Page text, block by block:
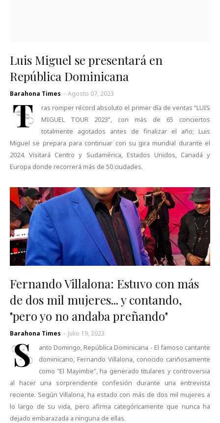
Luis Miguel se presentará en
República Dominicana
Barahona Times - Agosto 07, 2023
T
ras romper récord absoluto el primer día de ventas “LUIS
MIGUEL TOUR 2023”, con más de 65 conciertos
totalmente agotados antes de finalizar el año; Luis
Miguel se prepara para continuar con su gira mundial durante el
2024. Visitará Centro y Sudamérica, Estados Unidos, Canadá y
Europa donde recorrerá más de 50 ciudades.
Fernando Villalona: Estuvo con más
de dos mil mujeres... y contando,
"pero yo no andaba preñando"
Barahona Times - Julio 19, 2023
S
anto Domingo, República Dominicana - El famoso cantante
dominicano, Fernando Villalona, conocido cariñosamente
como "El Mayimbe", ha generado titulares y controversia
al hacer una sorprendente confesión durante una entrevista
reciente. Según Villalona, ha estado con más de dos mil mujeres a
lo largo de su vida, pero afirma categóricamente que nunca ha
dejado embarazada a ninguna de ellas.